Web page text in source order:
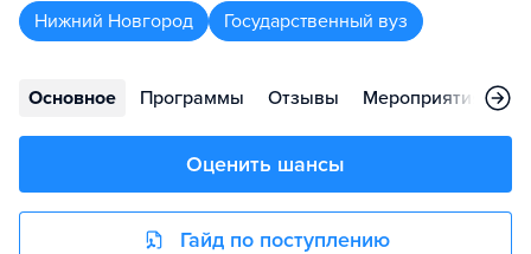
Нижний Новгород Государственный вуз
Основное Программы Отзывы Мероприятия
Оценить шансы
Гайд по поступлению